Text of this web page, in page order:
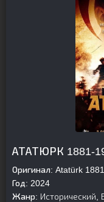
АТАТЮРК 1881-
Оригинал: Atatürk
Год: 2024
Жанр: Исторический,